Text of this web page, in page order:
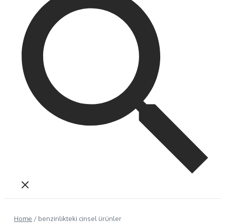
Home / benzinlikteki cinsel ürünler